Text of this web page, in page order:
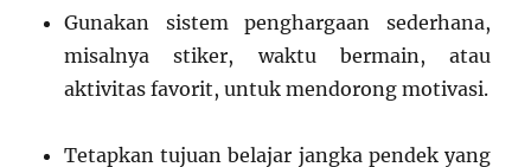
Gunakan sistem penghargaan sederhana,
misalnya stiker, waktu bermain, atau
aktivitas favorit, untuk mendorong motivasi.
Tetapkan tujuan belajar jangka pendek yang